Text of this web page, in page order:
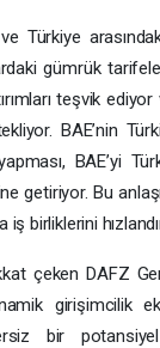
Türkiye
gümrük
teşvik
BAE’nin
BAE’yi
getiriyor. Bu
birliklerini
çeken DAFZ
girişimcilik
bir